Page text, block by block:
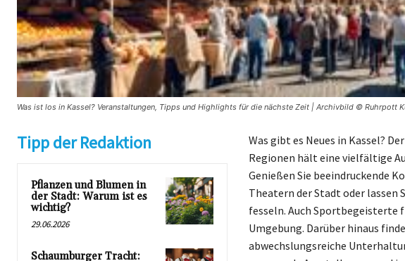
Was ist los in Kassel? Veranstaltungen, Tipps und Highlights für die nächste Zeit | Archivbild © Ruhrpott
Tipp der Redaktion
Pflanzen und Blumen in
der Stadt: Warum ist es
wichtig?
29.06.2026
Schaumburger Tracht:
Was gibt es Neues in Kassel?
Regionen hält eine vielfältige
Genießen Sie beeindruckende
Theatern der Stadt oder lassen
fesseln. Auch Sportbegeisterte
Umgebung. Darüber hinaus
abwechslungsreiche